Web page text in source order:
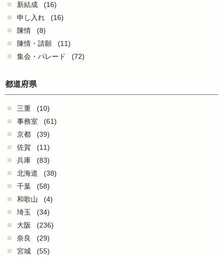
新結成
(16)
申し入れ
(16)
陳情
(8)
陳情・請願
(11)
集会・パレード
(72)
都道府県
三重
(10)
事務室
(61)
京都
(39)
佐賀
(11)
兵庫
(83)
北海道
(38)
千葉
(58)
和歌山
(4)
埼玉
(34)
大阪
(236)
奈良
(29)
宮城
(55)